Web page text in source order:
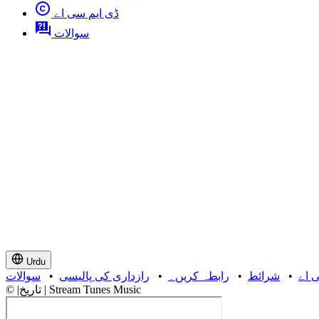
ڈی ایم سی اے
سوالات
Urdu
اے • شرائط • رابطہ کریں۔ • رازداری کی پالیسی • سوالات
© |تاریخ | Stream Tunes Music